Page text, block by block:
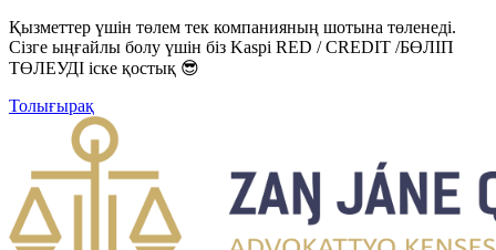
Қызметтер үшін төлем тек компанияның шотына төленеді.
Сізге ыңғайлы болу үшін біз Kaspi RED / CREDIT /БӨЛІП
ТӨЛЕУДІ іске қостық 😎
Толығырақ